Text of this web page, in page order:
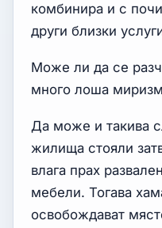
комбинира и с
други близки
Може ли да се
много лоша
Да може и такива
жилища стояли
влага прах
мебели. Тогава
освобождават